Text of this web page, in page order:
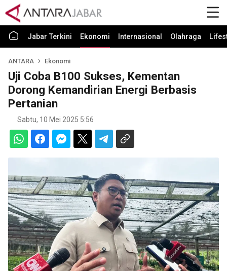
Jabar Terkini Ekonomi Internasional Olahraga
ANTARA Ekonomi
Uji Coba B100 Sukses, Kementan
Dorong Kemandirian Energi Berbasis
Pertanian
Sabtu, 10 Mei 2025 5:56